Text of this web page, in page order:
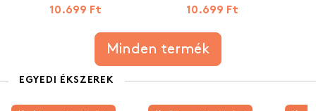
10.699 Ft 10.699 Ft
Minden termék
EGYEDI ÉKSZEREK